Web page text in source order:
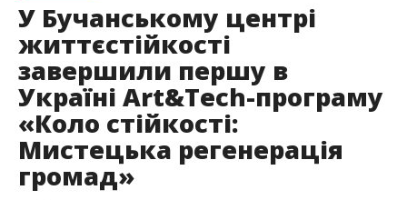
У Бучанському центрі
життєстійкості
завершили першу в
Україні Art&Tech-програму
«Коло стійкості:
Мистецька регенерація
громад»